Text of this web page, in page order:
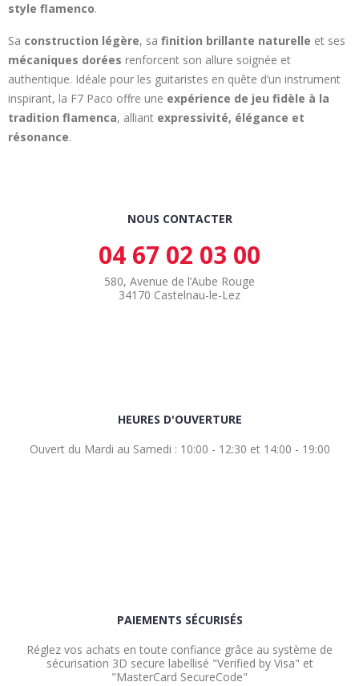
style flamenco.
Sa construction légère, sa finition brillante naturelle et ses
mécaniques dorées renforcent son allure soignée et
authentique. Idéale pour les guitaristes en quête d’un instrument
inspirant, la F7 Paco offre une expérience de jeu fidèle à la
tradition flamenca, alliant expressivité, élégance et
résonance.
NOUS CONTACTER
04 67 02 03 00
580, Avenue de l’Aube Rouge
34170 Castelnau-le-Lez
HEURES D'OUVERTURE
Ouvert du Mardi au Samedi : 10:00 - 12:30 et 14:00 - 19:00
PAIEMENTS SÉCURISÉS
Réglez vos achats en toute confiance grâce au système de
sécurisation 3D secure labellisé "Verified by Visa" et
"MasterCard SecureCode"